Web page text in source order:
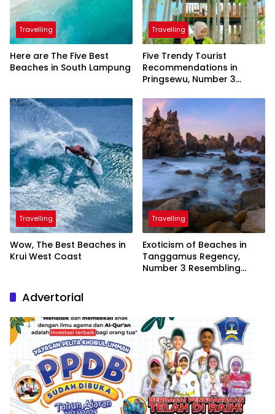
Travelling
Here are The Five Best
Beaches in South Lampung
Travelling
Five Trendy Tourist
Recommendations in
Pringsewu, Number 3
President
Travelling
Wow, The Best Beaches in
Krui West Coast
Travelling
Exoticism of Beaches in
Tanggamus Regency,
Number 3 Resembling
Advertorial